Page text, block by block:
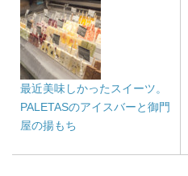
最近美味しかったスイーツ。
PALETASのアイスバーと御門
屋の揚もち